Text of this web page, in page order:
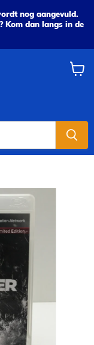
nog aangevuld.
Kom dan langs in de